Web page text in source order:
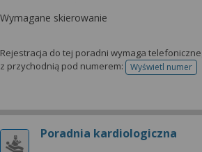
Wymagane skierowanie
Rejestracja do tej poradni wymaga
z przychodnią pod numerem:
Wyświetl numer
telefonu
Poradnia kardiologiczna